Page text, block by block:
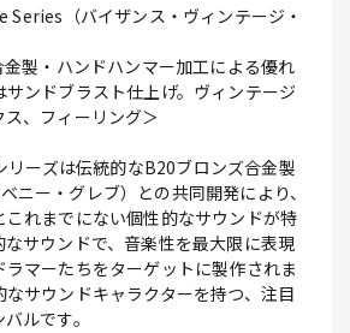
（バイザンス・ヴィンテージ・
製・ハンドハンマー加工による優れ
ンドブラスト仕上げ。ヴィンテージ
、フィーリング＞
ーズは伝統的なB20ブロンズ合金製
ニー・グレブ）との共同開発により、
れまでにない個性的なサウンドが特
サウンドで、音楽性を最大限に表現
ラマーたちをターゲットに製作されま
なサウンドキャラクターを持つ、注目
ルです。